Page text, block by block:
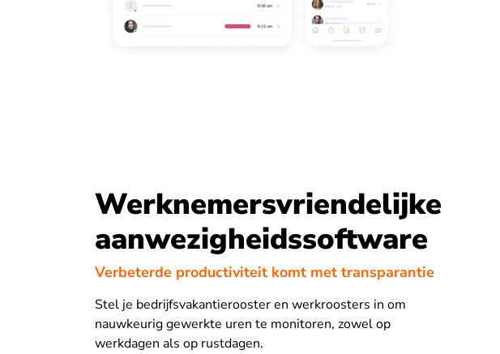
Werknemersvriendelijke
aanwezigheidssoftware
Verbeterde productiviteit komt met transparantie
Stel je bedrijfsvakantierooster en werkroosters in om
nauwkeurig gewerkte uren te monitoren, zowel op
werkdagen als op rustdagen.